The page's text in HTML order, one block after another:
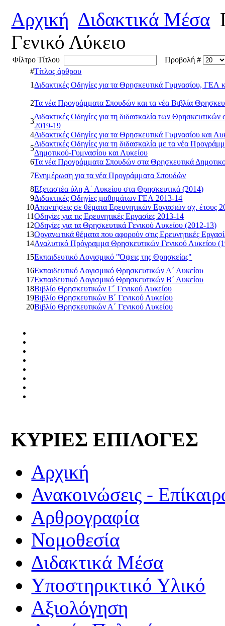
Αρχική Διδακτικά Μέσα
Γενικό Λύκειο
Φίλτρο Τίτλου
Προβολή #
#Τίτλος άρθρου
1 Διδακτικές Οδηγίες για τα Θρησκευτικά Γυμνασίου,
2Τα νέα Προγράμματα Σπουδών και τα νέα Βιβλία
3
Διδακτικές Οδηγίες για τη διδασκαλία των
2019-19
4Διδακτικές Οδηγίες για τα Θρησκευτικά Γυμνασίου και
5
Διδακτικές Οδηγίες για τη διδασκαλία με τα νέα
Δημοτικού-Γυμνασίου και Λυκείου
6Τα νέα Προγράμματα Σπουδών στα Θρησκευτικά
7Ενημέρωση για τα νέα Προγράμματα Σπουδών
8Εξεταστέα ύλη Α΄ Λυκείου στα Θρησκευτικά (2014)
9Διδακτικές Οδηγίες μαθημάτων ΓΕΛ 2013-14
10Απαντήσεις σε θέματα Ερευνητικών Εργασιών σχ. έτους
11Οδηγίες για τις Ερευνητικές Εργασίες 2013-14
12Οδηγίες για τα Θρησκευτικά Γενικού Λυκείου (2012-13)
13Οργανωτικά θέματα που αφορούν στις Ερευνητικές
14Αναλυτικό Πρόγραμμα Θρησκευτικών Γενικού Λυκείου
15Εκπαιδευτικό Λογισμικό "Όψεις της Θρησκείας"
16Εκπαιδευτικό Λογισμικό Θρησκευτικών Α΄ Λυκείου
17Εκπαιδευτικό Λογισμικό Θρησκευτικών Β΄ Λυκείου
18Βιβλίο Θρησκευτικών Γ΄ Γενικού Λυκείου
19Βιβλίο Θρησκευτικών Β΄ Γενικού Λυκείου
20Βιβλίο Θρησκευτικών Α΄ Γενικού Λυκείου
ΚΥΡΙΕΣ ΕΠΙΛΟΓΕΣ
Αρχική
Ανακοινώσεις -
Αρθρογραφία
Νομοθεσία
Διδακτικά Μέσα
Υποστηρικτικό Υλικό
Αξιολόγηση